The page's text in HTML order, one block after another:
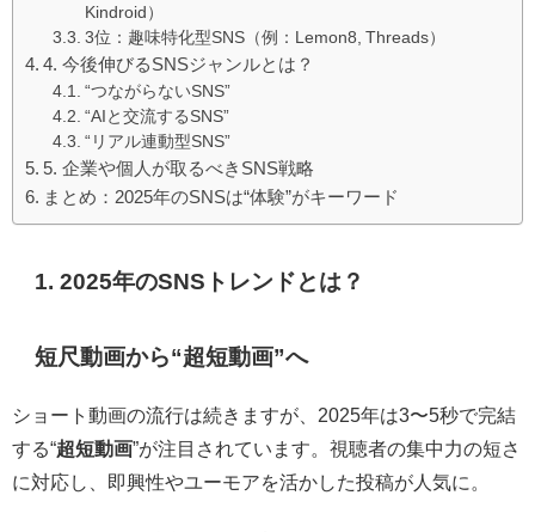
Kindroid）
3位：趣味特化型SNS（例：Lemon8, Threads）
4. 今後伸びるSNSジャンルとは？
“つながらないSNS”
“AIと交流するSNS”
“リアル連動型SNS”
5. 企業や個人が取るべきSNS戦略
まとめ：2025年のSNSは“体験”がキーワード
1. 2025年のSNSトレンドとは？
短尺動画から“超短動画”へ
ショート動画の流行は続きますが、2025年は3〜5秒で完結
する“超短動画”が注目されています。視聴者の集中力の短さ
に対応し、即興性やユーモアを活かした投稿が人気に。